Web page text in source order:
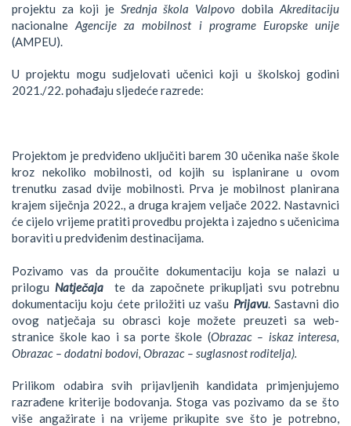
projektu za koji je Srednja škola Valpovo dobila Akreditaciju
nacionalneAgencije za mobilnost i programe Europske unije
(AMPEU).
U projektu mogu sudjelovati učenici koji u školskoj godini
2021./22. pohađaju sljedeće razrede:
Projektom je predviđeno uključiti barem 30 učenika naše škole
kroz nekoliko mobilnosti, od kojih su isplanirane u ovom
trenutku zasad dvije mobilnosti. Prva je mobilnost planirana
krajem siječnja 2022., a druga krajem veljače 2022. Nastavnici
će cijelo vrijeme pratiti provedbu projekta i zajedno s učenicima
boraviti u predviđenim destinacijama.
Pozivamo vas da proučite dokumentaciju koja se nalazi u
prilogu Natječaja
te da započnete prikupljati svu potrebnu
dokumentaciju koju ćete priložiti uz vašu Prijavu. Sastavni dio
ovog natječaja su obrasci koje možete preuzeti sa web-
stranice škole kao i sa porte škole (Obrazac – iskaz interesa,
Obrazac – dodatni bodovi, Obrazac – suglasnost roditelja).
Prilikom odabira svih prijavljenih kandidata primjenjujemo
razrađene kriterije bodovanja. Stoga vas pozivamo da se što
više angažirate i na vrijeme prikupite sve što je potrebno,